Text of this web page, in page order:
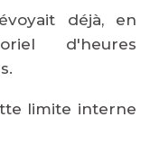
déjà, en
d'heures
limite interne